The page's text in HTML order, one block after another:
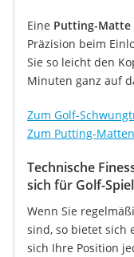
Eine Putting-Matte
Präzision beim
Sie so leicht den
Minuten ganz auf
Zum Golf-
Zum Putting-
Technische
sich für Golf-
Wenn Sie
sind, so bietet sich
sich Ihre Position